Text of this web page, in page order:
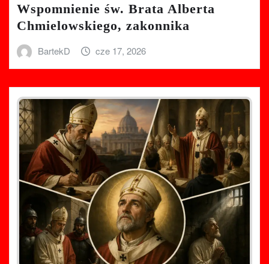
Wspomnienie św. Brata Alberta
Chmielowskiego, zakonnika
BartekD cze 17, 2026